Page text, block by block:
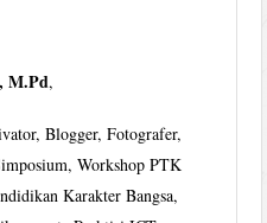
M.Pd,
Blogger, Fotografer,
Workshop PTK
Karakter Bangsa,